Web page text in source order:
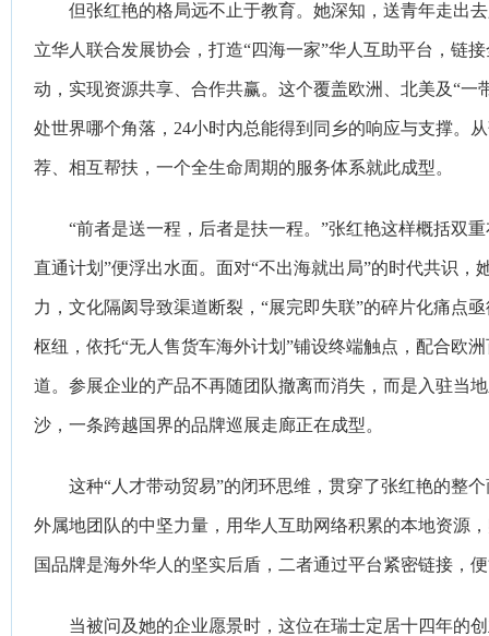
但张红艳的格局远不止于教育。她深知，送青年走出
立华人联合发展协会，打造“四海一家”华人互助平台，链
动，实现资源共享、合作共赢。这个覆盖欧洲、北美及“
处世界哪个角落，24小时内总能得到同乡的响应与支撑。
荐、相互帮扶，一个全生命周期的服务体系就此成型。
“前者是送一程，后者是扶一程。”张红艳这样概括双
直通计划”便浮出水面。面对“不出海就出局”的时代共识
力，文化隔阂导致渠道断裂，“展完即失联”的碎片化痛点
枢纽，依托“无人售货车海外计划”铺设终端触点，配合欧
道。参展企业的产品不再随团队撤离而消失，而是入驻当
沙，一条跨越国界的品牌巡展走廊正在成型。
这种“人才带动贸易”的闭环思维，贯穿了张红艳的整
外属地团队的中坚力量，用华人互助网络积累的本地资源
国品牌是海外华人的坚实后盾，二者通过平台紧密链接，
当被问及她的企业愿景时，这位在瑞士定居十四年的